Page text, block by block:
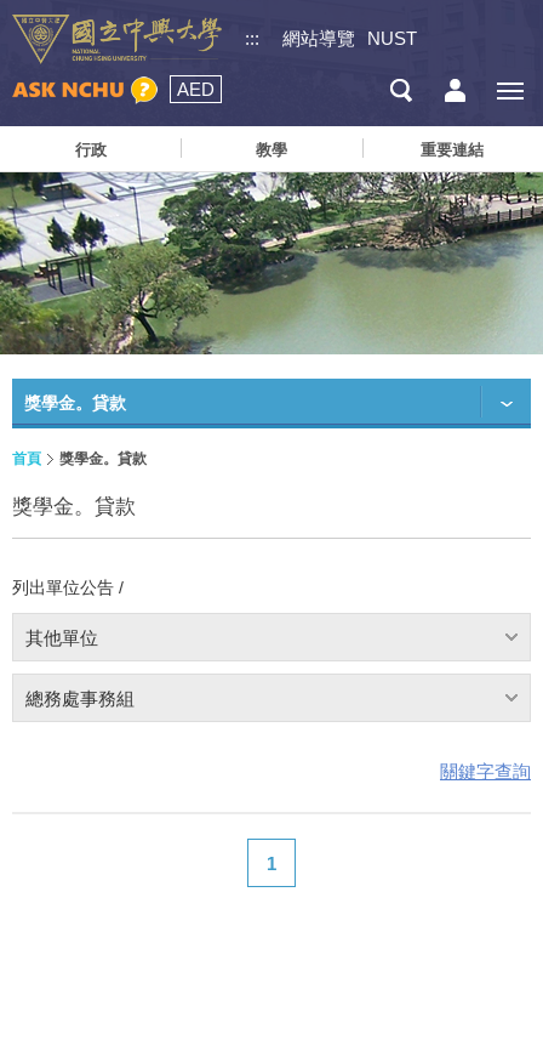
::: 網站導覽 NUST
AED
行政 教學 重要連結
獎學金。貸款
首頁 獎學金。貸款
獎學金。貸款
列出單位公告 /
其他單位
總務處事務組
關鍵字查詢
1